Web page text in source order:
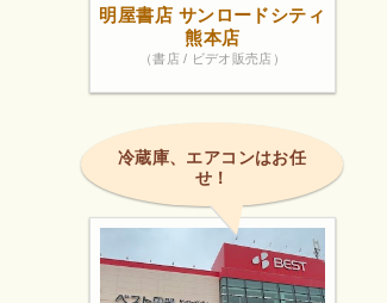
問い合わせしましたが、とても対応いいです。
画像は著作権
明屋書店 サンロードシティ
熊本店
（書店 / ビデオ販売店）
冷蔵庫、エアコンはお任
せ！